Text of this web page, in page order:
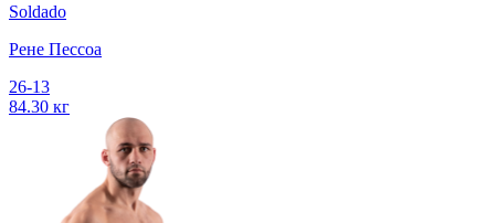
Soldado
Рене Пессоа
26-13
84.30 кг